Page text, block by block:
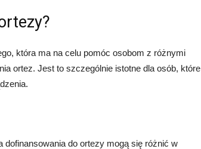
która ma na celu pomóc osobom z różnymi
ortez. Jest to szczególnie istotne dla osób, które
dofinansowania do ortezy mogą się różnić w